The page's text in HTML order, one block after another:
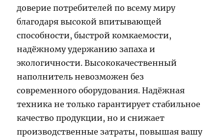
доверие потребителей по всему миру
благодаря высокой впитывающей
способности, быстрой комкаемости,
надёжному удержанию запаха и
экологичности. Высококачественный
наполнитель невозможен без
современного оборудования. Надёжная
техника не только гарантирует стабильное
качество продукции, но и снижает
производственные затраты, повышая вашу